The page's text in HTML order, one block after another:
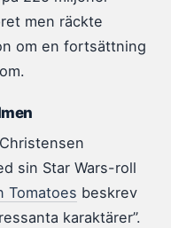
men räckte
om en fortsättning
sin Star Wars-roll
Tomatoes beskrev
karaktärer”.